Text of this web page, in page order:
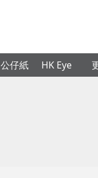
公仔紙 HK Eye